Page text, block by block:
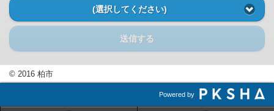
(選択してください)
送信する
© 2016 柏市
Powered by